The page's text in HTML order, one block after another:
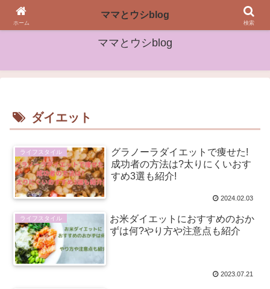
女性や子どもたちに役立つ情報をお届け
ママとウシblog
ダイエット
ライフスタイル
グラノーラダイエットで痩せた!
成功者の方法は?太りにくいおす
すめ3選も紹介!
2024.02.03
ライフスタイル
お米ダイエットにおすすめのおか
ずは何?やり方や注意点も紹介
2023.07.21
ホーム
ママとウシblog
検索